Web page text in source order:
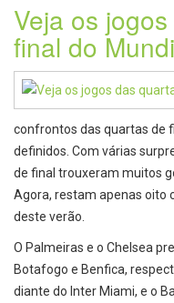
Veja os
final do
confrontos das quartas de
definidos. Com várias
de final trouxeram muitos
Agora, restam apenas oito
deste verão.
O Palmeiras e o Chelsea
Botafogo e Benfica,
diante do Inter Miami, e o